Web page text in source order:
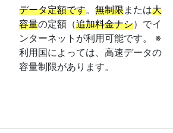
データ定額です。 無制限または大
容量の定額（追加料金ナシ）でイ
ンターネットが利用可能です。 ※
利用国によっては、高速データの
容量制限があります。